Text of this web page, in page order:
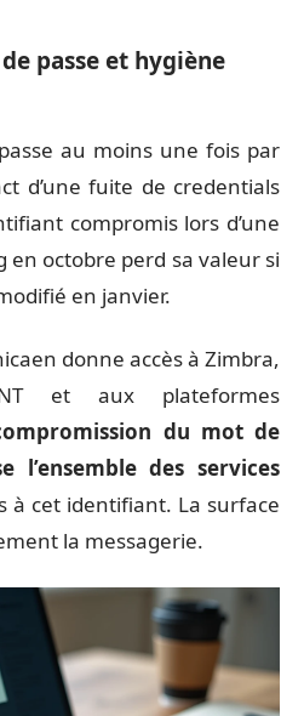
passe et hygiène
au moins une fois par
d’une fuite de credentials
compromis lors d’une
en octobre perd sa valeur si
en janvier.
donne accès à Zimbra,
et aux plateformes
du mot de
l’ensemble des services
à cet identifiant. La surface
la messagerie.